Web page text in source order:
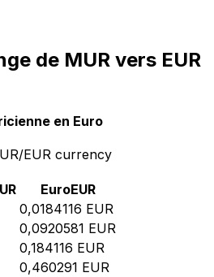
de MUR vers EUR
en Euro
EUR currency
EuroEUR
0,0184116 EUR
0,0920581 EUR
0,184116 EUR
0,460291 EUR